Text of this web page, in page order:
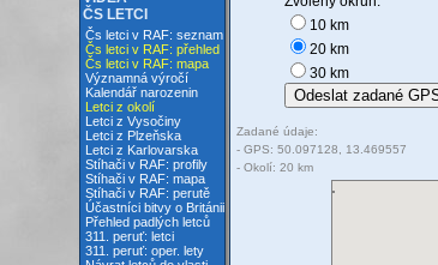
ČS LETCI
Čs letci v RAF: seznam
Čs letci v RAF: přehled
Čs letci v RAF: mapa
Významná výročí
Kalendář narozenin
Letci z okolí
Letci z Vysočiny
Letci z Plzeňska
Letci z Karlovarska
Stíhači v RAF: profily
Stíhači v RAF: mapa
Stíhači v RAF: perutě
Účastníci bitvy o Británii
Přehled padlých letců
311. peruť: letci
311. peruť: oper. lety
10 km
20 km
30 km
Zadané údaje:
- GPS: 50.097128, 13.469557
- Okolí: 20 km